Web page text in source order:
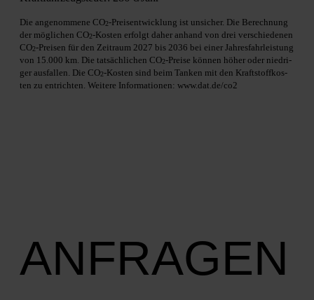
Die ange­nom­me­ne CO2-Preis­ent­wick­lung ist unsi­cher. Die Berech­nung
der mög­li­chen CO2-Kos­ten erfolgt daher anhand von drei ver­schie­de­nen
CO2-Prei­sen für den Zeit­raum 2027 bis 2036 bei einer Jah­res­fahr­leis­tung
von 15.000 km. Die tat­säch­li­chen CO2-Prei­se kön­nen höher oder nied­ri­
ger aus­fal­len. Die CO2-Kos­ten sind beim Tan­ken mit den Kraft­stoff­kos­
ten zu ent­rich­ten. Wei­te­re Infor­ma­tio­nen: www.dat.de/co2
ANFRAGEN